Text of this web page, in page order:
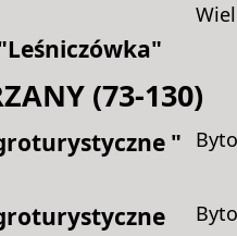
(73-130)
"